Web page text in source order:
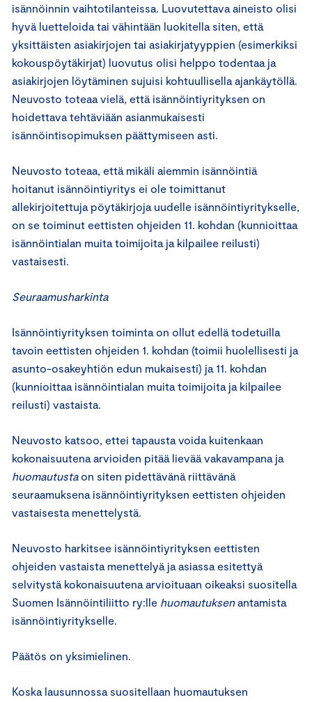
isännöinnin vaihtotilanteissa. Luovutettava aineisto olisi
hyvä luetteloida tai vähintään luokitella siten, että
yksittäisten asiakirjojen tai asiakirjatyyppien (esimerkiksi
kokouspöytäkirjat) luovutus olisi helppo todentaa ja
asiakirjojen löytäminen sujuisi kohtuullisella ajankäytöllä.
Neuvosto toteaa vielä, että isännöintiyrityksen on
hoidettava tehtäviään asianmukaisesti
isännöintisopimuksen päättymiseen asti.
Neuvosto toteaa, että mikäli aiemmin isännöintiä
hoitanut isännöintiyritys ei ole toimittanut
allekirjoitettuja pöytäkirjoja uudelle isännöintiyritykselle,
on se toiminut eettisten ohjeiden 11. kohdan (kunnioittaa
isännöintialan muita toimijoita ja kilpailee reilusti)
vastaisesti.
Seuraamusharkinta
Isännöintiyrityksen toiminta on ollut edellä todetuilla
tavoin eettisten ohjeiden 1. kohdan (toimii huolellisesti ja
asunto-osakeyhtiön edun mukaisesti) ja 11. kohdan
(kunnioittaa isännöintialan muita toimijoita ja kilpailee
reilusti) vastaista.
Neuvosto katsoo, ettei tapausta voida kuitenkaan
kokonaisuutena arvioiden pitää lievää vakavampana ja
huomautustaon siten pidettävänä riittävänä
seuraamuksena isännöintiyrityksen eettisten ohjeiden
vastaisesta menettelystä.
Neuvosto harkitsee isännöintiyrityksen eettisten
ohjeiden vastaista menettelyä ja asiassa esitettyä
selvitystä kokonaisuutena arvioituaan oikeaksi suositella
Suomen Isännöintiliitto ry:lle huomautuksenantamista
isännöintiyritykselle.
Päätös on yksimielinen.
Koska lausunnossa suositellaan huomautuksen